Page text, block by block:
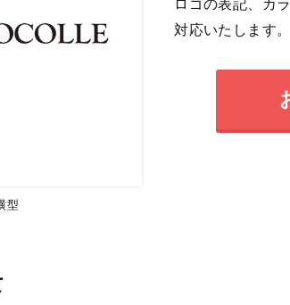
型
ロゴの表記、カ
対応いたします。